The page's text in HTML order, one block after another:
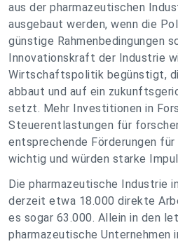
aus der pharmazeutischen
ausgebaut werden, wenn die
günstige Rahmenbedingungen
Innovationskraft der Industrie
Wirtschaftspolitik begünstigt,
abbaut und auf ein
setzt. Mehr Investitionen in
Steuerentlastungen für
entsprechende Förderungen für
wichtig und würden starke
Die pharmazeutische Industrie
derzeit etwa 18.000 direkte
es sogar 63.000. Allein in den
pharmazeutische Unternehmen